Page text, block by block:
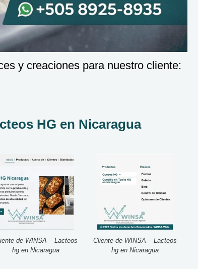
y creaciones para nuestro cliente:
HG en Nicaragua
de WINSA – Lacteos
hg en Nicaragua
Cliente de WINSA – Lacteos
hg en Nicaragua